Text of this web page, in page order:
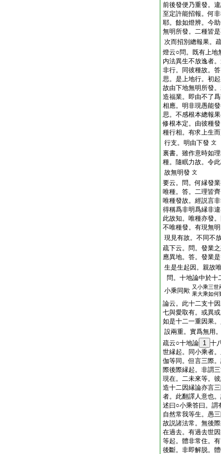
前後發便乃重發。
至定許能招報。何
耶。餘如燈辨。今
無明所發。二種皆
次而招別總報果。
燈云○問。既有上地
内法異生不放逸者
非行。同彼種故。
思。是上地行。初
故由下地無明所發
造福業。即由不了
相應。明非現愚能
思。不感根本總報
修根本定。由彼種
種行相。有求上生
行支。明由下發 文
裏書。雖作意時如
種。隨眠力故。令
故無明發 文
要云。問。何縁發
唯種。答。二理皆
唯種發故。經説言
得稱爲非明爲縁非
此故知。唯種亦發
不唯種發。有現無
現見有故。不同不
疏下云。問。發業
應異地。答。發業
生是生起因。親故
問。十地論中於十
小乘同歟 又小乘三世
果大乘如何
論云。此十二支十
七與愛取有。或異
如是十二一重因果
設兩重。實爲無用
疏云○十地論 1 十
世縁起。同小乘者
伽等同。但言三際
際後際縁起。非謂
現在。二未來等。
造十二因縁論亦言
者。此翻譯人意也
述曰○小乘答曰。謂
自然常我等生。愚
故説諸法常。無後
在過去。有過去世
等起。體非常住。
後斷。非即解脱。